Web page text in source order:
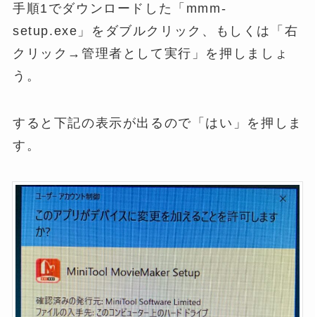
手順1でダウンロードした「mmm-
setup.exe」をダブルクリック、もしくは「右
クリック→管理者として実行」を押しましょ
う。
すると下記の表示が出るので「はい」を押しま
す。